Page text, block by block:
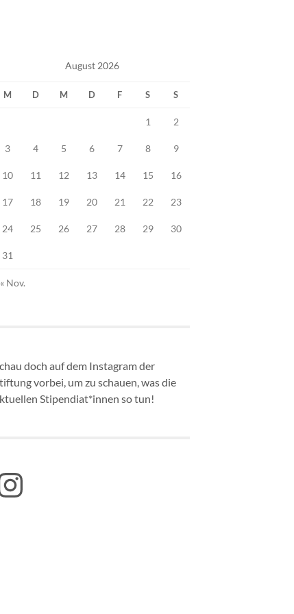
August 2026
M D M D F S S
1 2
3 4 5 6 7 8 9
10 11 12 13 14 15 16
17 18 19 20 21 22 23
24 25 26 27 28 29 30
31
« Nov.
doch auf dem Instagram der
vorbei, um zu schauen, was die
Stipendiat*innen so tun!